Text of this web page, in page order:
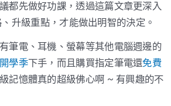
都先做好功課，透過這篇文章更深入
升級重點，才能做出明智的決定。
筆電、耳機、螢幕等其他電腦週邊的
學季下手，而且購買指定筆電還免費
記憶體真的超級佛心啊 ~ 有興趣的不